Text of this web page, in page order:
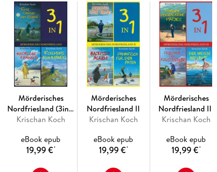
ein Toter in schwarz-weiß karierter Bäckerhose in der
Sperrmüllpresse aufgefunden wird, geraten Scholles
Grabungsarbeiten ins Stocken, die Region hat einen
Backwarenengpass und der unterbeschäftigte
Polizeihauptmeister Thies Detlefsen endlich wieder einen
Mordfall!
Perfekte Urlaubslektüre - spannende Unterhaltung.
»Spannend, höchst unterhaltsam, mit reichlich trockenem
Humor und eben richtigen Typen - das sind die Krimis aus
Fredenbüll. «>Doppelpunkt<
»Verbrechen in Fredenbüll machen richtig Spaß. «
Cathrin
Mörderisches
Nordfriesland (3in1-
Bundle)
Krischan Koch
eBook epub
19,99 €*
Mörderisches
Nordfriesland II
Krischan Koch
eBook epub
19,99 €*
Mörderisches
Nordfriesland III
Krischan Koch
eBook epub
19,99 €*